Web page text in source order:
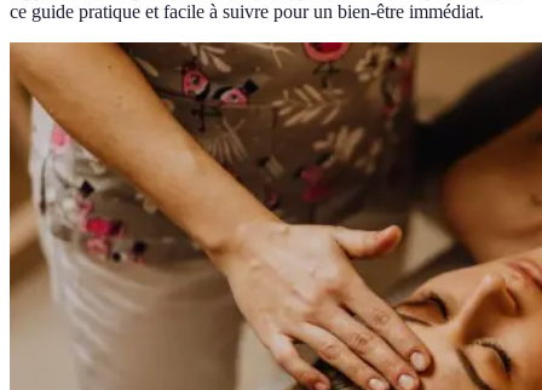
ce guide pratique et facile à suivre pour un bien-être immédiat.